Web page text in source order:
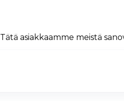
Tätä asiakkaamme meistä